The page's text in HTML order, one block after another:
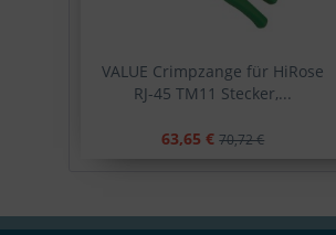
VALUE Crimpzange für HiRose
RJ-45 TM11 Stecker,...
63,65 € 70,72 €